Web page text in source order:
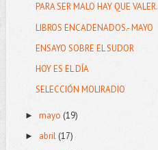
PARA SER MALO HAY QUE VALER.
LIBROS ENCADENADOS.- MAYO
ENSAYO SOBRE EL SUDOR
HOY ES EL DÍA
SELECCIÓN MOLIRADIO
► mayo (19)
► abril (17)